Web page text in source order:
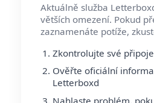
Aktuálně služba
větších omezení. Pokud
zaznamenáte potíže,
Zkontrolujte své
Ověřte oficiální
Letterboxd
Nahlaste problém,